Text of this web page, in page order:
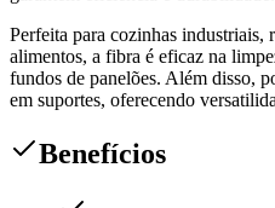
Perfeita para cozinhas industriais,
alimentos, a fibra é eficaz na
fundos de panelões. Além disso,
em suportes, oferecendo
Benefícios